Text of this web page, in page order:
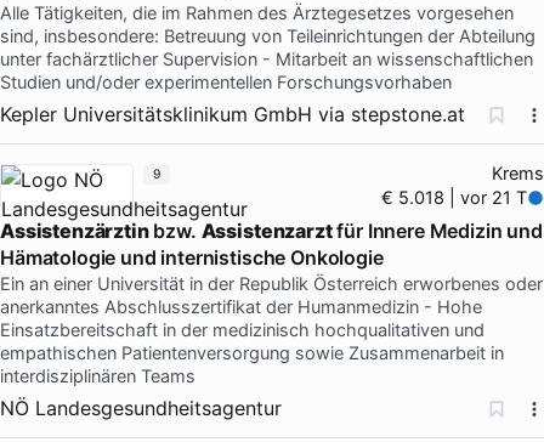
Alle Tätigkeiten, die im Rahmen des Ärztegesetzes vorgesehen
sind, insbesondere: Betreuung von Teileinrichtungen der Abteilung
unter fachärztlicher Supervision - Mitarbeit an wissenschaftlichen
Studien und/oder experimentellen Forschungsvorhaben
Kepler Universitätsklinikum GmbH via stepstone.at
Krems
€ 5.018 | vor 21 T
Assistenzärztinbzw. Assistenzarztfür Innere Medizin und
Hämatologie und internistische Onkologie
Ein an einer Universität in der Republik Österreich erworbenes oder
anerkanntes Abschlusszertifikat der Humanmedizin - Hohe
Einsatzbereitschaft in der medizinisch hochqualitativen und
empathischen Patientenversorgung sowie Zusammenarbeit in
interdisziplinären Teams
NÖ Landesgesundheitsagentur
9